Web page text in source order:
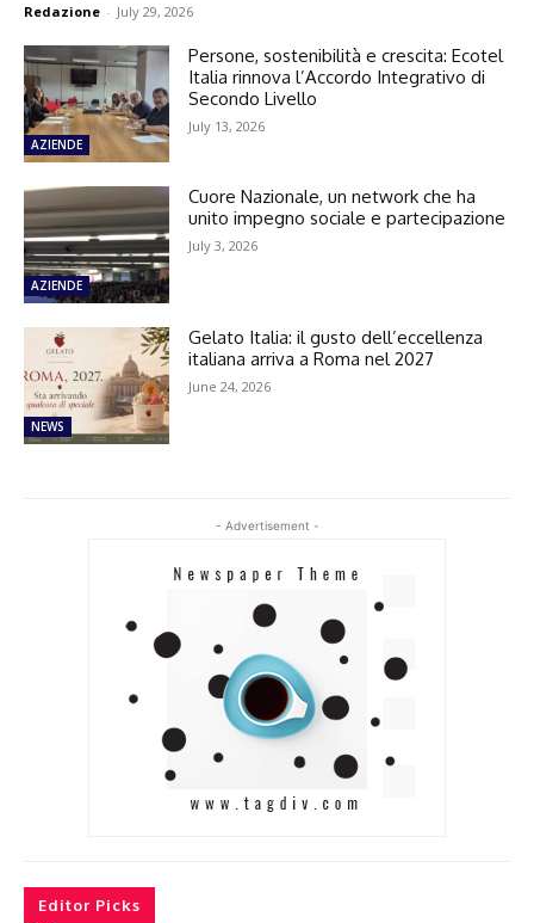
Redazione - July 29, 2026
AZIENDE
Persone, sostenibilità e crescita: Ecotel
Italia rinnova l’Accordo Integrativo di
Secondo Livello
July 13, 2026
AZIENDE
Cuore Nazionale, un network che ha
unito impegno sociale e partecipazione
July 3, 2026
NEWS
Gelato Italia: il gusto dell’eccellenza
italiana arriva a Roma nel 2027
June 24, 2026
- Advertisement -
Editor Picks